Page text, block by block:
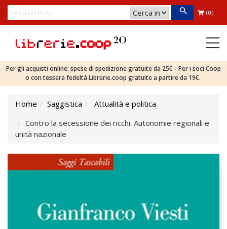
(0)
Per gli acquisti online: spese di spedizione gratuite da 25€ - Per i soci Coop
o con tessera fedeltà Librerie.coop gratuite a partire da 19€.
Home Saggistica
Attualità e politica
Contro la secessione dei ricchi. Autonomie regionali e
unità nazionale